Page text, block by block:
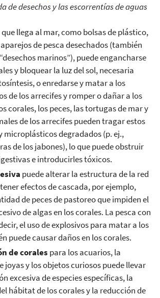
de desechosy las escorrentías de aguas
llega al mar, como bolsas de plástico,
de pesca desechados (también
marinos”), puede engancharse
y bloquear la luz del sol, necesaria
o enredarse y matar a los
de los arrecifes y romper o dañar a los
corales, los peces, las tortugas de mar y
de los arrecifes pueden tragar estos
microplásticos degradados (p. ej.,
de los jabones), lo que puede obstruir
e introducirles tóxicos.
puede alterar la estructura de la red
efectos de cascada, por ejemplo,
de peces de pastoreo que impiden el
de algas en los corales. La pesca con
el uso de explosivos para matar a los
puede causar daños en los corales.
de corales para los acuarios, la
joyas y los objetos curiosos puede llevar
excesiva de especies específicas, la
hábitat de los corales y la reducción de